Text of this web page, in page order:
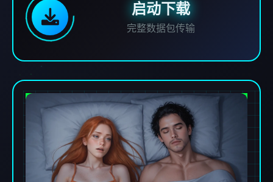
启动下载
完整数据包传输